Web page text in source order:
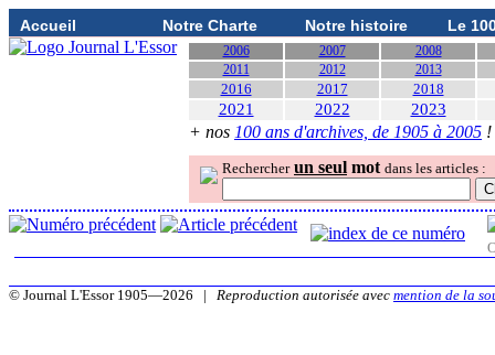
Accueil Notre Charte Notre histoire Le
2006 2007
2008
2011
2012 2013
2016 2017 2018
2021 2022 2023
+ nos 100 ans d'archives, de 1905 à 2005 !
Rechercher un seul mot dans les articles :
© Journal L'Essor 1905—2026 | Reproduction autorisée avec mention de la